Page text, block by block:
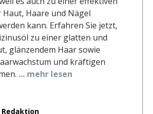
Haare und Nägel
kann. Erfahren Sie jetzt,
zu einer glatten und
glänzendem Haar sowie
und kräftigen
... mehr lesen
Redaktion